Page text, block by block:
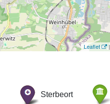
Leaflet |
Sterbeort